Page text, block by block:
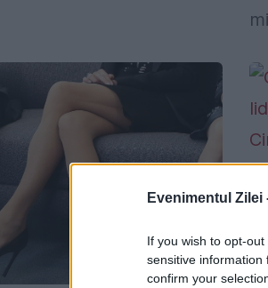
Evenimentul Zilei
If you wish to opt-
sensitive information
confirm your